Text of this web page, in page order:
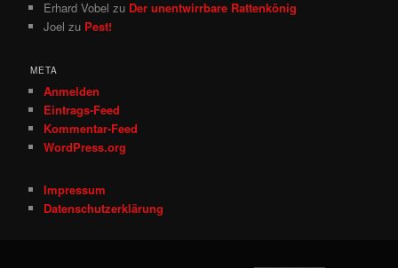
Erhard Vobel zu Der unentwirrbare Rattenkönig
Joel zu Pest!
META
Anmelden
Eintrags-Feed
Kommentar-Feed
WordPress.org
Impressum
Datenschutzerklärung